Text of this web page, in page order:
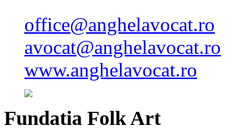
office@anghelavocat.ro
avocat@anghelavocat.ro
www.anghelavocat.ro
Fundatia Folk Art